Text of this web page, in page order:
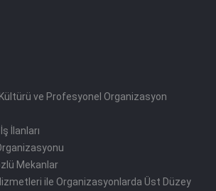
ve Profesyonel Organizasyon
İlanları
Mekanlar
ile Organizasyonlarda Üst Düzey